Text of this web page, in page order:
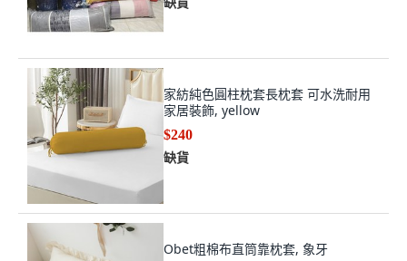
家紡純色圓柱枕套長枕套 可水洗耐用
家居裝飾, yellow
$240
缺貨
Obet粗棉布直筒靠枕套, 象牙